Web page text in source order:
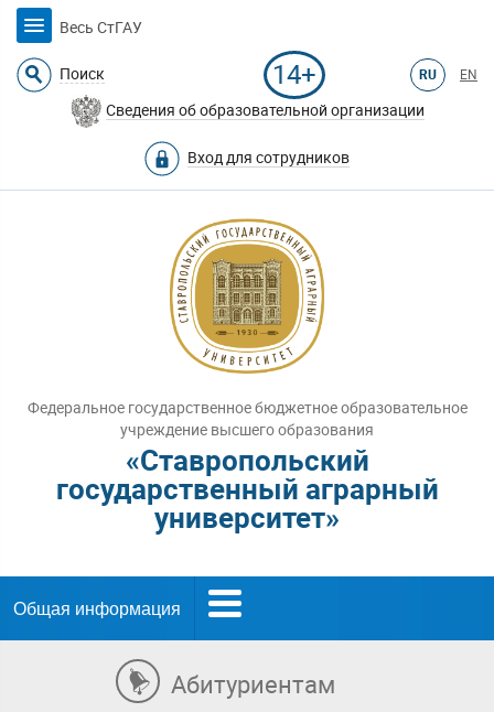
Весь СтГАУ
Поиск 14+ RU EN
Сведения об образовательной организации
Вход для сотрудников
Федеральное государственное бюджетное образовательное
учреждение высшего образования
«Ставропольский
государственный аграрный
университет»
Общая информация
Абитуриентам